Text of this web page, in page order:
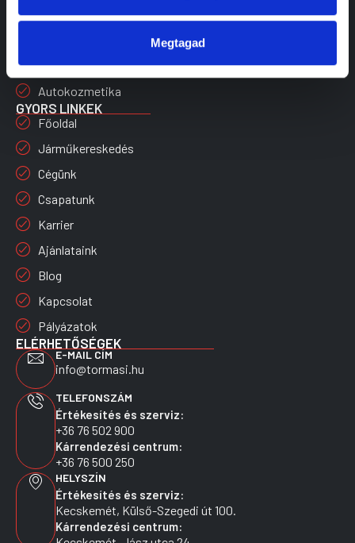
Megtagad
Kerék szolgáltatások
Karosszéria és fényező
Autokozmetika
GYORS LINKEK
Főoldal
Járműkereskedés
Cégünk
Csapatunk
Karrier
Ajánlataink
Blog
Kapcsolat
Pályázatok
ELÉRHETŐSÉGEK
E-MAIL CÍM
info@tormasi.hu
TELEFONSZÁM
Értékesítés és szerviz:
+36 76 502 900
Kárrendezési centrum:
+36 76 500 250
HELYSZÍN
Értékesítés és szerviz:
Kecskemét, Külső-Szegedi út 100.
Kárrendezési centrum: